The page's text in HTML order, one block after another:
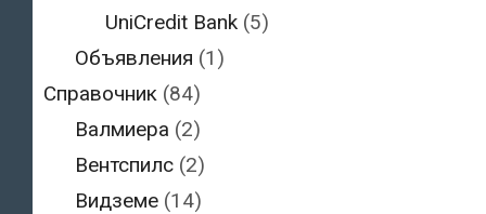
UniCredit Bank (5)
Объявления (1)
Справочник (84)
Валмиера (2)
Вентспилс(2)
Видземе(14)